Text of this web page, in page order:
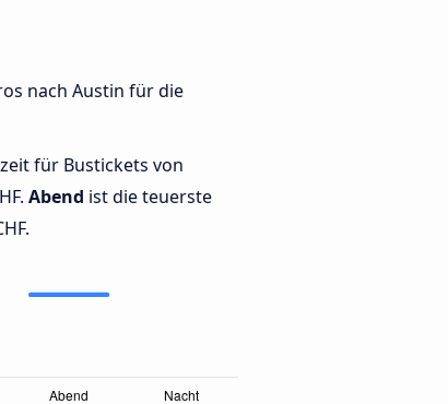
nach Austin für die
für Bustickets von
Abend ist die teuerste